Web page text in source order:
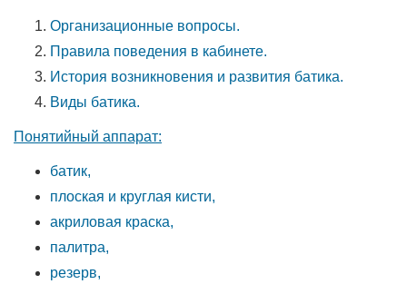
Организационные вопросы.
Правила поведения в кабинете.
История возникновения и развития батика.
Виды батика.
Понятийный аппарат:
батик,
плоская и круглая кисти,
акриловая краска,
палитра,
резерв,